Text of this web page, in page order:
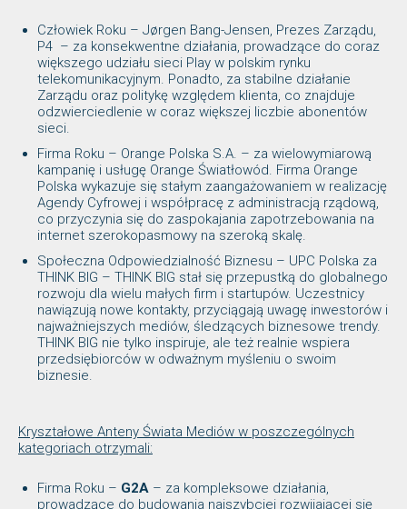
Człowiek Roku – Jørgen Bang-Jensen, Prezes Zarządu,
P4 – za konsekwentne działania, prowadzące do coraz
większego udziału sieci Play w polskim rynku
telekomunikacyjnym. Ponadto, za stabilne działanie
Zarządu oraz politykę względem klienta, co znajduje
odzwierciedlenie w coraz większej liczbie abonentów
sieci.
Firma Roku – Orange Polska S.A. – za wielowymiarową
kampanię i usługę Orange Światłowód. Firma Orange
Polska wykazuje się stałym zaangażowaniem w realizację
Agendy Cyfrowej i współpracę z administracją rządową,
co przyczynia się do zaspokajania zapotrzebowania na
internet szerokopasmowy na szeroką skalę.
Społeczna Odpowiedzialność Biznesu – UPC Polska za
THINK BIG – THINK BIG stał się przepustką do globalnego
rozwoju dla wielu małych firm i startupów. Uczestnicy
nawiązują nowe kontakty, przyciągają uwagę inwestorów i
najważniejszych mediów, śledzących biznesowe trendy.
THINK BIG nie tylko inspiruje, ale też realnie wspiera
przedsiębiorców w odważnym myśleniu o swoim
biznesie.
Kryształowe Anteny Świata Mediów w poszczególnych
kategoriach otrzymali:
Firma Roku – G2A – za kompleksowe działania,
prowadzące do budowania najszybciej rozwijającej się